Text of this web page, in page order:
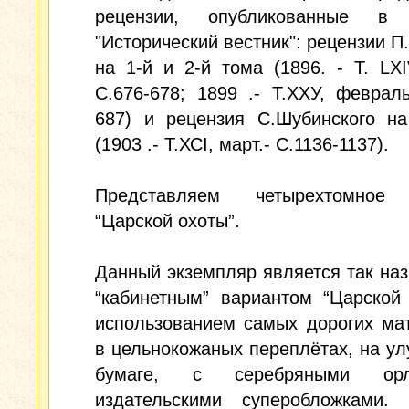
рецензии, опубликованные в
"Исторический вестник": рецензии
на 1-й и 2-й тома (1896. - Т.
С.676-678; 1899 .- Т.ХХУ,
687) и рецензия С.Шубинского
(1903 .- Т.ХСI, март.- С.1136-1137).
Представляем четырехтомное
“Царской охоты”.
Данный экземпляр является так
“кабинетным” вариантом
использованием самых дорогих
в цельнокожаных переплётах, на
бумаге, с серебряными
издательскими